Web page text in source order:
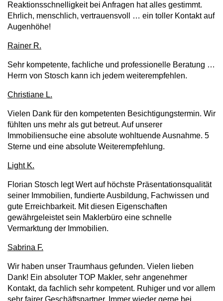
Reaktionsschnelligkeit bei Anfragen hat alles gestimmt.
Ehrlich, menschlich, vertrauensvoll … ein toller Kontakt auf
Augenhöhe!
Rainer R.
Sehr kompetente, fachliche und professionelle Beratung …
Herrn von Stosch kann ich jedem weiterempfehlen.
Christiane L.
Vielen Dank für den kompetenten Besichtigungstermin. Wir
fühlten uns mehr als gut betreut. Auf unserer
Immobiliensuche eine absolute wohltuende Ausnahme. 5
Sterne und eine absolute Weiterempfehlung.
Light K.
Florian Stosch legt Wert auf höchste Präsentationsqualität
seiner Immobilien, fundierte Ausbildung, Fachwissen und
gute Erreichbarkeit. Mit diesen Eigenschaften
gewährgeleistet sein Maklerbüro eine schnelle
Vermarktung der Immobilien.
Sabrina F.
Wir haben unser Traumhaus gefunden. Vielen lieben
Dank! Ein absoluter TOP Makler, sehr angenehmer
Kontakt, da fachlich sehr kompetent. Ruhiger und vor allem
sehr fairer Geschäftspartner. Immer wieder gerne bei